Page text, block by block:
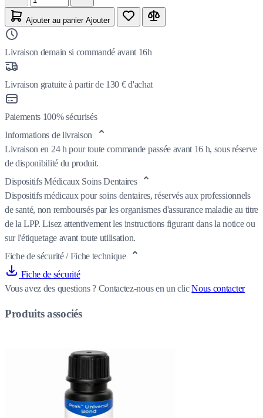
Ajouter au panier Ajouter
Livraison demain si commandé avant 16h
Livraison gratuite à partir de 130 € d'achat
Paiements 100% sécurisés
Informations de livraison
Livraison en 24 h pour toute commande passée avant 16 h, sous réserve
de disponibilité du produit.
Dispositifs Médicaux Soins Dentaires
Dispositifs médicaux pour soins dentaires, réservés aux professionnels
de santé, non remboursés par les organismes d'assurance maladie au titre
de la LPP. Lisez attentivement les instructions figurant dans la notice ou
sur l'étiquetage avant toute utilisation.
Fiche de sécurité / Fiche technique
Fiche de sécurité
Vous avez des questions ? Contactez-nous en un clicNous contacter
Produits associés